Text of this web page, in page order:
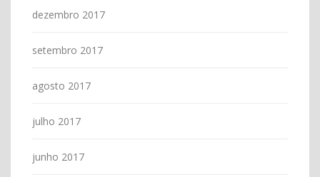
dezembro 2017
setembro 2017
agosto 2017
julho 2017
junho 2017